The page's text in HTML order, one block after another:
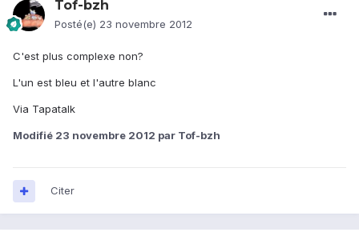
Tof-bzh
Posté(e) 23 novembre 2012
C'est plus complexe non?
L'un est bleu et l'autre blanc
Via Tapatalk
Modifié 23 novembre 2012 par Tof-bzh
Citer